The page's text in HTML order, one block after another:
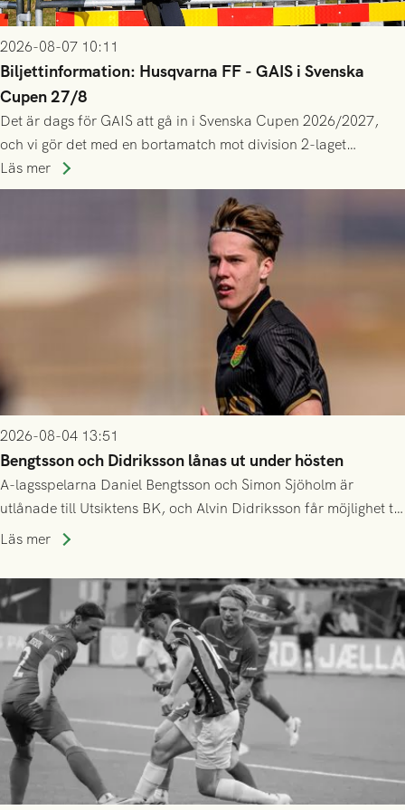
2026-08-07 10:11
Biljettinformation: Husqvarna FF - GAIS i Svenska
Cupen 27/8
Det är dags för GAIS att gå in i Svenska Cupen 2026/2027,
och vi gör det med en bortamatch mot division 2-laget
Husqvarna FF. Häng med och stötta grönsvart på plats!
Läs mer
2026-08-04 13:51
Bengtsson och Didriksson lånas ut under hösten
A-lagsspelarna Daniel Bengtsson och Simon Sjöholm är
utlånade till Utsiktens BK, och Alvin Didriksson får möjlighet till
speltid i Hestrafors genom föreningssamarbete.
Läs mer